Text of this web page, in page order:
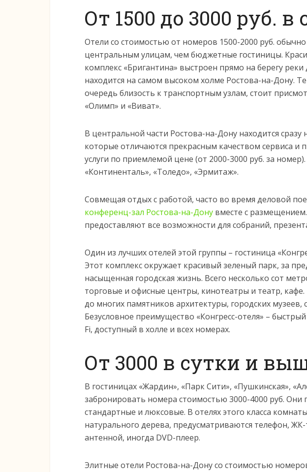
От 1500 до 3000 руб. в
Отели со стоимостью от номеров 1500-2000 руб.
центральным улицам, чем бюджетные гостиницы.
комплекс «Бригантина» выстроен прямо на берегу
находится на самом высоком холме Ростова-на-Дону.
очередь близость к транспортным узлам, стоит
«Олимп» и «Виват».
В центральной части Ростова-на-Дону находится сразу
которые отличаются прекрасным качеством сервиса и
услуги по приемлемой цене (от 2000-3000 руб. за
«Континенталь», «Толедо», «Эрмитаж».
Совмещая отдых с работой, часто во время деловой
конференц-зал Ростова-на-Дону вместе с
предоставляют все возможности для собраний,
Один из лучших отелей этой группы – гостиница
Этот комплекс окружает красивый зеленый парк, за
насыщенная городская жизнь. Всего несколько сот
торговые и офисные центры, кинотеатры и театр, кафе.
до многих памятников архитектуры, городских музеев,
Безусловное преимущество «Конгресс-отеля» –
Fi, доступный в холле и всех номерах.
От 3000 в сутки и
В гостиницах «Жардин», «Парк Сити», «Пушкинская»,
забронировать номера стоимостью 3000-4000 руб. Они
стандартные и люксовые. В отелях этого класса
натурального дерева, предусматриваются телефон,
антенной, иногда DVD-плеер.
Элитные отели Ростова-на-Дону со стоимостью